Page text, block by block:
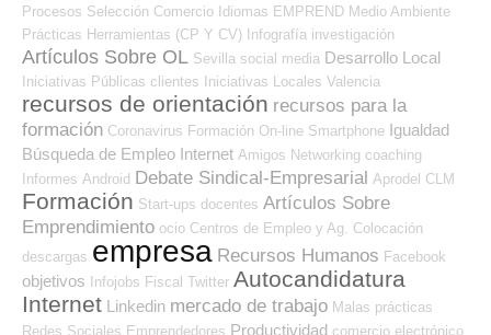
Procesos Selección Comercio Idiomas EMPREND Medio Ambiente
Prácticas Herramientas (CP Y CV) Infografía investigación
Artículos Sobre OL Sevilla social media Desarrollo Local
Iniciativas Públicas clientes Iniciativas Locales Valencia
recursos de orientación recursos para la
formación Coronavirus Formación On-line Smartphone Igualdad
Búsqueda de Empleo Internet Amigos Networking coaching
Informes Android Debate Sindical-Empresarial Aprodel CLM
Formación Start-ups docentes Artículos Sobre
Emprendimiento ocio Centros de Empleo y Ag. Colocación
descargas empresa Recursos Humanos Facebook
objetivos Infojobs Fiscal Twitter Autocandidatura
Internet Linkedin mercado de trabajo Malas prácticas
Redes Sociales Emprendedores Productividad comercio electrónico